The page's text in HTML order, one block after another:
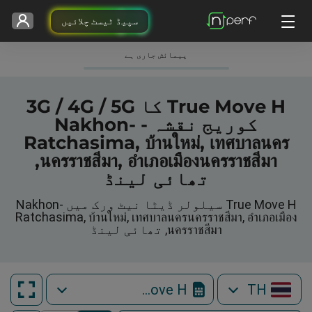
سپیڈ ٹیسٹ چلائیں
پیمائش جاری ہے
True Move H کا 3G / 4G / 5G
کوریج نقشہ - Nakhon-
Ratchasima, บ้านใหม่, เทศบาลนคร
นครราชสีมา, อำเภอเมืองนครราชสีมา,
تھائی لینڈ
True Move H سیلولر ڈیٹا نیٹ ورک میں Nakhon-
Ratchasima, บ้านใหม่, เทศบาลนครนครราชสีมา, อำเภอเมือง
นครราชสีมา, تھائی لینڈ
TH
True Move H